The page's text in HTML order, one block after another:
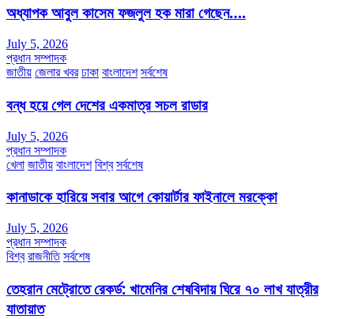
অধ্যাপক আবুল কাসেম ফজলুল হক মারা গেছেন….
July 5, 2026
প্রধান সম্পাদক
জাতীয় জেলার খবর ঢাকা বাংলাদেশ সর্বশেষ
বন্ধ হয়ে গেল দেশের একমাত্র সচল রাডার
July 5, 2026
প্রধান সম্পাদক
খেলা জাতীয় বাংলাদেশ বিশ্ব সর্বশেষ
কানাডাকে হারিয়ে সবার আগে কোয়ার্টার ফাইনালে মরক্কো
July 5, 2026
প্রধান সম্পাদক
বিশ্ব রাজনীতি সর্বশেষ
তেহরান মেট্রোতে রেকর্ড: খামেনির শেষবিদায় ঘিরে ৭০ লাখ যাত্রীর
যাতায়াত